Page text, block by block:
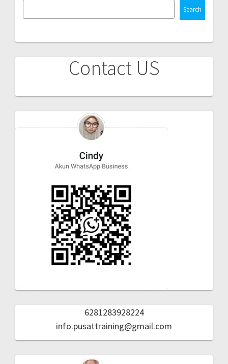
Search
Contact US
6281283928224
info.pusattraining@gmail.com